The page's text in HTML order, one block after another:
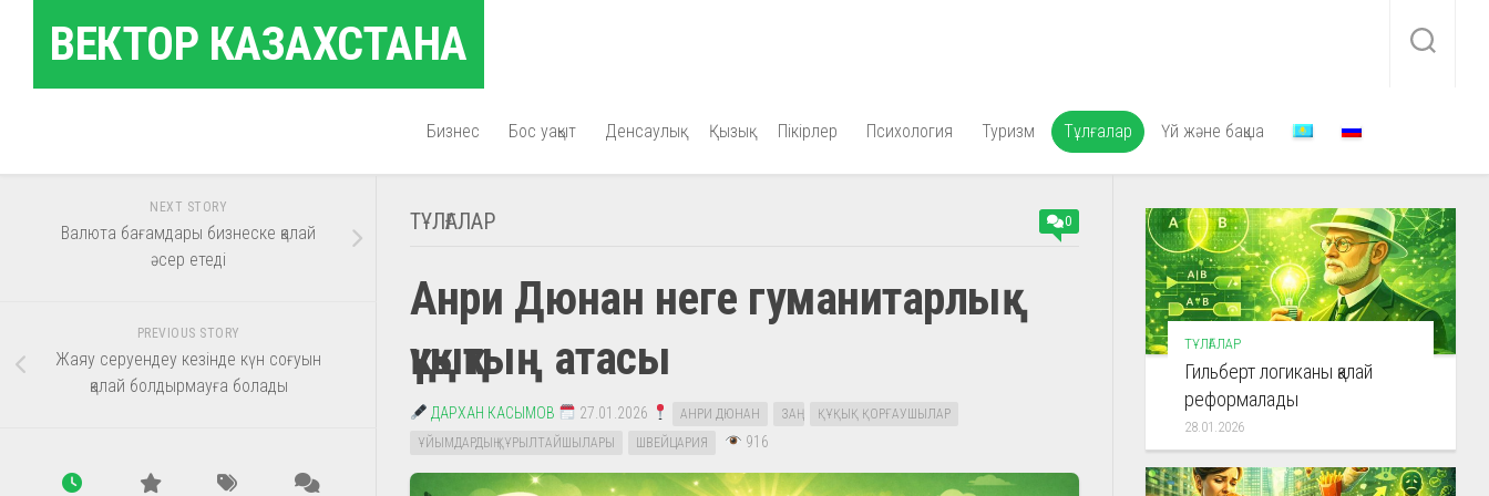
contentВЕКТОР КАЗАХСТАНА
Бизнес Бос уақыт Денсаулық Қызық Пікірлер Психология Туризм Тұлғалар Үй және бақша
ТҰЛҒАЛАР 0
Анри Дюнан неге гуманитарлық
құқықтың атасы
ДАРХАН КАСЫМОВ 27.01.2026 АНРИ ДЮНАН ЗАҢ
ҚҰҚЫҚ ҚОРҒАУШЫЛАР
ҰЙЫМДАРДЫҢ ҚҰРЫЛТАЙШЫЛАРЫ
ШВЕЙЦАРИЯ 916
NEXT STORY
Валюта бағамдары бизнеске қалай
әсер етеді
PREVIOUS STORY
Жаяу серуендеу кезінде күн соғуын
қалай болдырмауға болады
ТҰЛҒАЛАР
Гильберт логиканы қалай
реформалады
28.01.2026